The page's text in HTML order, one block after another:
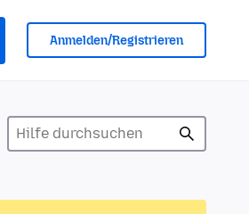
Anmelden/Registrieren